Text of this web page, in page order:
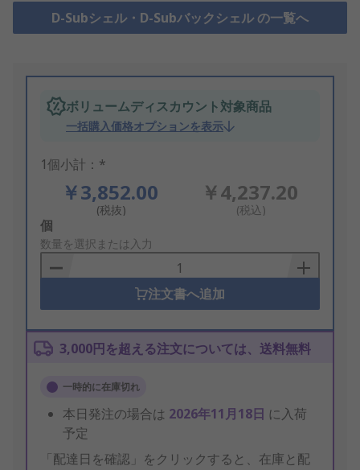
D-Subシェル・D-Subバックシェル の一覧へ
ボリュームディスカウント対象商品
一括購入価格オプションを表示
1個小計：*
￥3,852.00
(税抜)
￥4,237.20
(税込)
Add
to
Basket
個
数量を選択または入力
注文書へ追加
3,000円を超える注文については、送料無料
一時的に在庫切れ
本日発注の場合は 2026年11月18日 に入荷
予定
「配達日を確認」をクリックすると、在庫と配